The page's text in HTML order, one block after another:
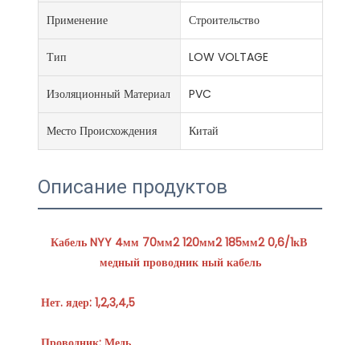
Применение Строительство
Тип LOW VOLTAGE
Изоляционный Материал PVC
Место Происхождения Китай
Описание продуктов
Кабель NYY 4мм 70мм2 120мм2 185мм2 0,6/1кВ
медный проводник ный кабель